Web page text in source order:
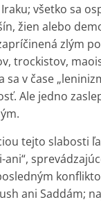
všetko sa
žien alebo
zlým
trockistov,
sa v čase
Ale jedno
tejto slabosti
ani“,
ani Saddám;